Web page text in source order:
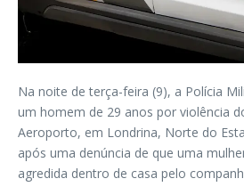
Na noite de terça-feira (9), a Polícia
um homem de 29 anos por violência
Aeroporto, em Londrina, Norte do
após uma denúncia de que uma
agredida dentro de casa pelo